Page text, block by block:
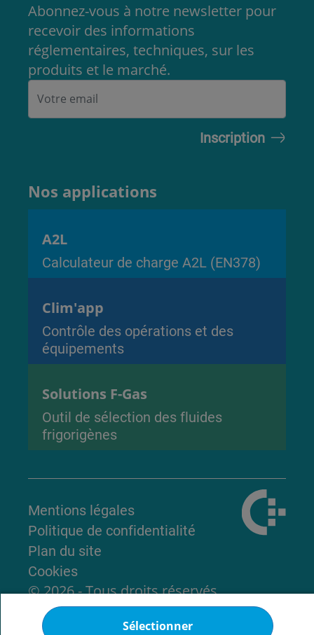
Sélectionner
Abonnez-vous à notre newsletter pour
recevoir des informations
réglementaires, techniques, sur les
produits et le marché.
Nos applications
A2L
Calculateur de charge A2L (EN378)
Clim'app
Contrôle des opérations et des
équipements
Solutions F-Gas
Outil de sélection des fluides
frigorigènes
Mentions légales
Politique de confidentialité
Plan du site
Cookies
© 2026 - Tous droits réservés